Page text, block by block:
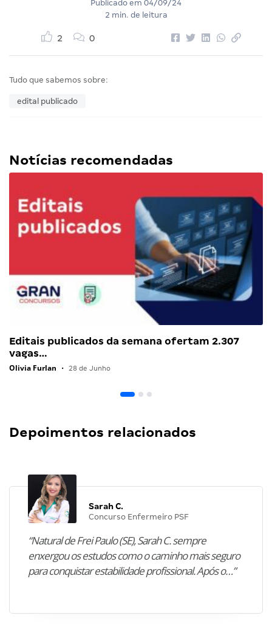
Publicado em 04/09/24
2 min. de leitura
2 0
Tudo que sabemos sobre:
edital publicado
Notícias recomendadas
Editais publicados da semana ofertam 2.307
vagas…
Olivia Furlan • 28 de Junho
Depoimentos relacionados
Sarah C.
Concurso Enfermeiro PSF
“Natural de Frei Paulo (SE), Sarah C. sempre
enxergou os estudos como o caminho mais seguro
para conquistar estabilidade profissional. Após o…”